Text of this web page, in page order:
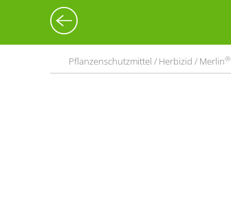
Pflanzenschutzmittel / Herbizid / Merlin®